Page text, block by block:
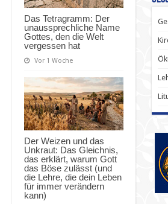
Das Tetragramm: Der
unaussprechliche Name
Gottes, den die Welt
vergessen hat
Vor 1 Woche
Der Weizen und das
Unkraut: Das Gleichnis,
das erklärt, warum Gott
das Böse zulässt (und
die Lehre, die dein Leben
für immer verändern
kann)